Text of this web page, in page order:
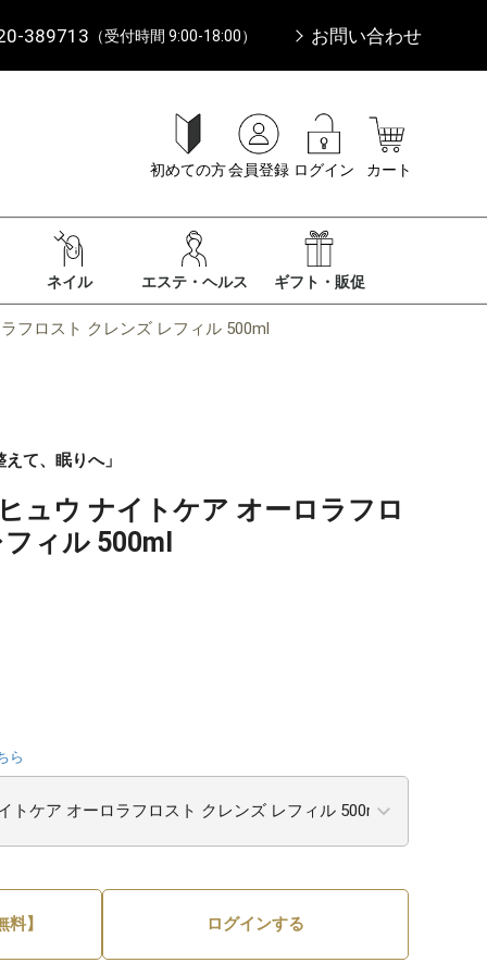
389713 （受付時間 9:00-18:00） お問い合わせ
初めての方会員登録 ログイン カート
ネイル エステ・ヘルス ギフト・販促
フロスト クレンズ レフィル 500ml
て、眠りへ」
ュウ ナイトケア オーロラフロ
ィル 500ml
ら
】 ログインする